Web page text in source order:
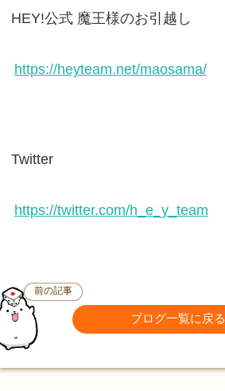
HEY!公式 魔王様のお引越し
https://heyteam.net/maosama/
Twitter
https://twitter.com/h_e_y_team
前の記事
ブログ一覧に戻る